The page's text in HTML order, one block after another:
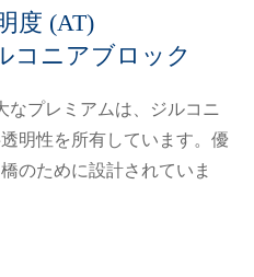
度 (AT)
コニアブロック
なプレミアムは、ジルコニ
明性を所有しています。優
のために設計されていま